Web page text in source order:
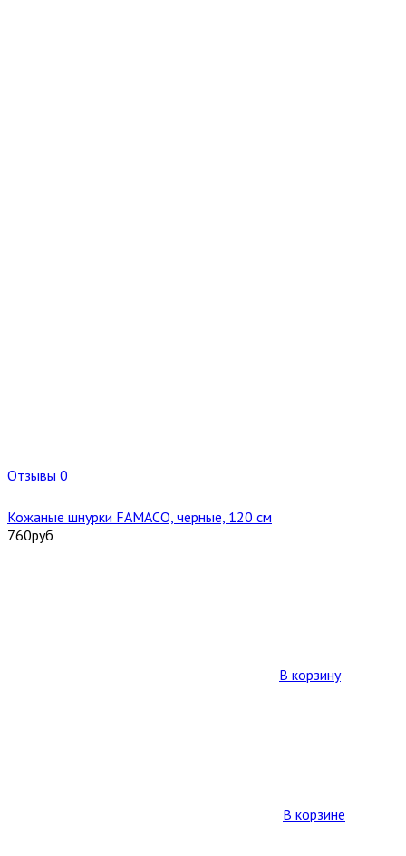
Отзывы 0
Кожаные шнурки FAMACO, черные, 120 см
760руб
В корзину
В корзине